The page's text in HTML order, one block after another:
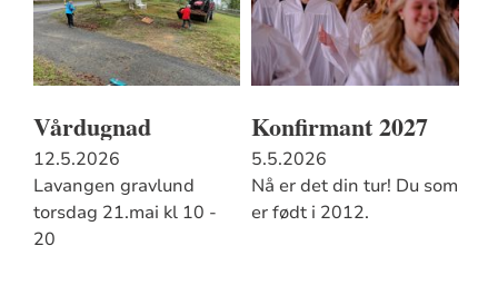
Vårdugnad
12.5.2026
Lavangen gravlund
torsdag 21.mai kl 10 -
20
Konfirmant 2027
5.5.2026
Nå er det din tur! Du som
er født i 2012.